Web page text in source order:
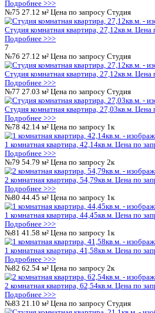
Студия комнатная квартира,
Подробнее >>>
№39 36.14 м²
Студия комнатная квартира,
Подробнее >>>
№40 41.58 м²
1 комнатная квартира, 41,58кв.м.
Подробнее >>>
№41 24.08 м² Цена по запросу
Студия комнатная квартира,
Подробнее >>>
№42 27.12 м² Цена по запросу
Студия комнатная квартира,
Подробнее >>>
№43 42.11 м² 5 427 200 ₽ 1к
1-комнатная квартира, 42.11кв.м
427 200 ₽ 128 882 ₽/м² Подробнее
№44 27.03 м² Цена по запросу
Студия комнатная квартира,
Подробнее >>>
№45 27.12 м² Цена по запросу